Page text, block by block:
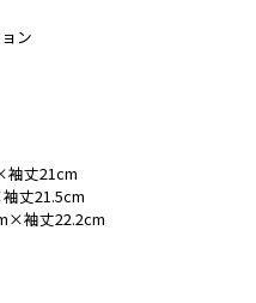
ン
丈21cm
丈21.5cm
袖丈22.2cm